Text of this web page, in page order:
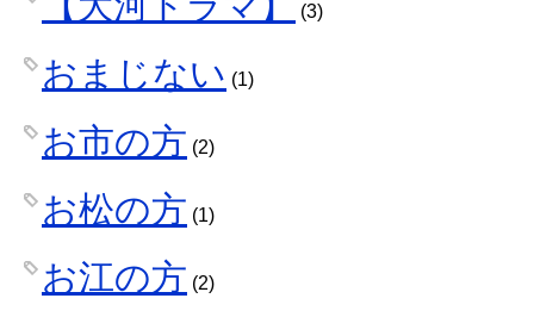
(3)
おまじない (1)
お市の方 (2)
お松の方 (1)
お江の方 (2)